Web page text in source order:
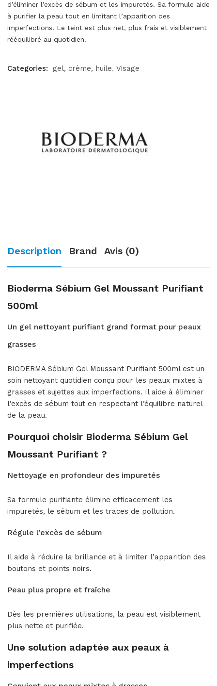
d’éliminer l’excès de sébum et les impuretés. Sa formule aide
à purifier la peau tout en limitant l’apparition des
imperfections. Le teint est plus net, plus frais et visiblement
rééquilibré au quotidien.
Categories: gel, crème, huile Visage
Description Brand Avis (0)
Bioderma Sébium Gel Moussant Purifiant
500ml
Un gel nettoyant purifiant grand format pour peaux
grasses
BIODERMA Sébium Gel Moussant Purifiant 500ml est un
soin nettoyant quotidien conçu pour les peaux mixtes à
grasses et sujettes aux imperfections. Il aide à éliminer
l’excès de sébum tout en respectant l’équilibre naturel
de la peau.
Pourquoi choisir Bioderma Sébium Gel
Moussant Purifiant ?
Nettoyage en profondeur des impuretés
Sa formule purifiante élimine efficacement les
impuretés, le sébum et les traces de pollution.
Régule l’excès de sébum
Il aide à réduire la brillance et à limiter l’apparition des
boutons et points noirs.
Peau plus propre et fraîche
Dès les premières utilisations, la peau est visiblement
plus nette et purifiée.
Une solution adaptée aux peaux à
imperfections